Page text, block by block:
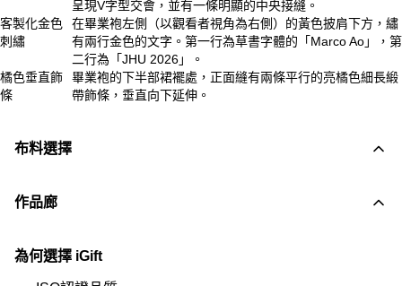
呈現V字型交會，並有一條明顯的中央接縫。
客製化金色
刺繡
在畢業袍左側（以觀看者視角為右側）的黃色披肩下方，繡
有兩行金色的文字。第一行為草書字體的「Marco Ao」，第
二行為「JHU 2026」。
橘色垂直飾
條
畢業袍的下半部裙襬處，正面縫有兩條平行的亮橘色細長緞
帶飾條，垂直向下延伸。
布料選擇
作品廊
為何選擇 iGift